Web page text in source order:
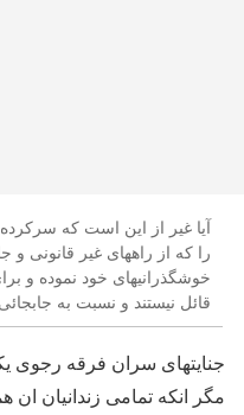
آیا غیر از این است که
را که از راههای غیر
خوشگذرانیهای خود نموده و
قائل نیستند و نسبت به
جنایتهای سران فرقه رجوی
مگر انکه تمامی زندانیان ان